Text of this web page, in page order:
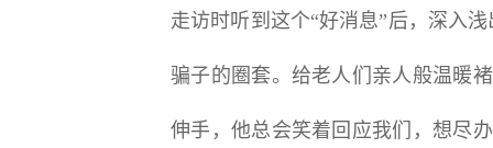
走访时听到这个“好消息”后，深入
骗子的圈套。给老人们亲人般温暖
伸手，他总会笑着回应我们，想尽